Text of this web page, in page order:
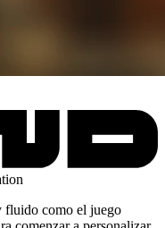
fluido como el juego